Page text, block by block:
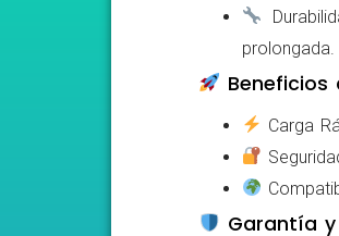
prolongada.
Carga
Garantía